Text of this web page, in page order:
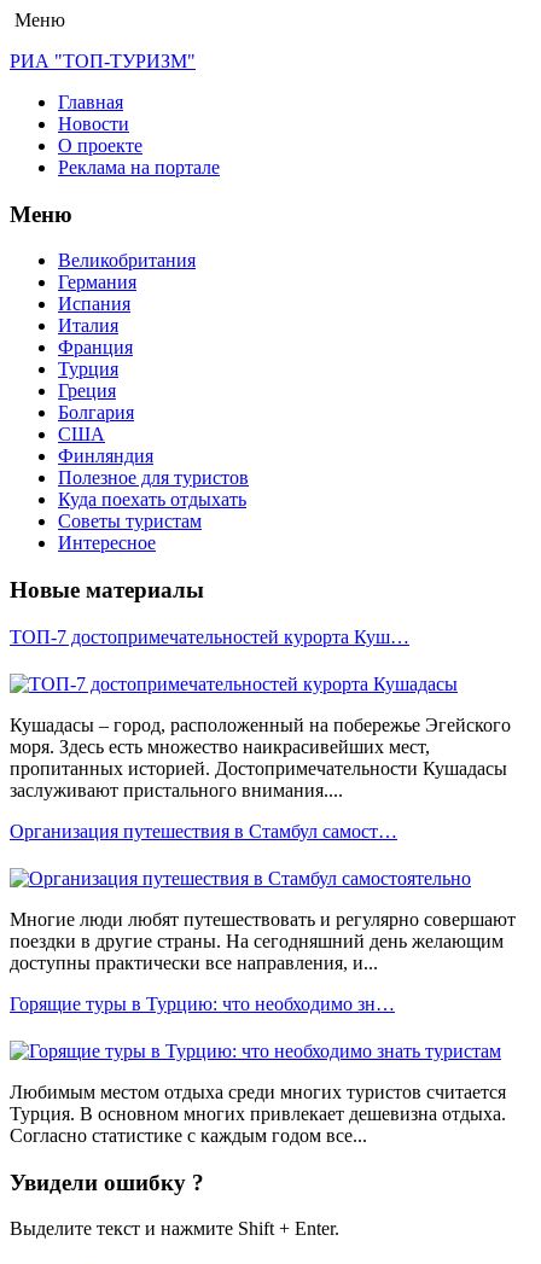
Меню
РИА "ТОП-ТУРИЗМ"
Главная
Новости
О проекте
Реклама на портале
Меню
Великобритания
Германия
Испания
Италия
Франция
Турция
Греция
Болгария
США
Финляндия
Полезное для туристов
Куда поехать отдыхать
Советы туристам
Интересное
Новые материалы
ТОП-7 достопримечательностей курорта Куш…
Кушадасы – город, расположенный на побережье Эгейского
моря. Здесь есть множество наикрасивейших мест,
пропитанных историей. Достопримечательности Кушадасы
заслуживают пристального внимания....
Организация путешествия в Стамбул самост…
Многие люди любят путешествовать и регулярно совершают
поездки в другие страны. На сегодняшний день желающим
доступны практически все направления, и...
Горящие туры в Турцию: что необходимо зн…
Любимым местом отдыха среди многих туристов считается
Турция. В основном многих привлекает дешевизна отдыха.
Согласно статистике с каждым годом все...
Увидели ошибку ?
Выделите текст и нажмите Shift + Enter.